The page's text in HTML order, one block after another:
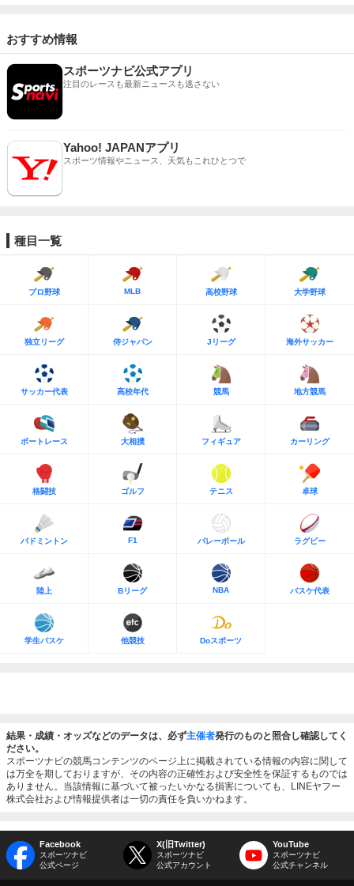
おすすめ情報
スポーツナビ公式アプリ
注目のレースも最新ニュースも逃さない
Yahoo! JAPANアプリ
スポーツ情報やニュース、天気もこれひとつで
種目一覧
プロ野球 MLB 高校野球 大学野球
独立リーグ 侍ジャパン Jリーグ 海外サッカー
サッカー代表 高校年代 競馬 地方競馬
ボートレース 大相撲 フィギュア カーリング
格闘技 ゴルフ テニス 卓球
バドミントン F1 バレーボール ラグビー
陸上 Bリーグ NBA バスケ代表
学生バスケ 他競技 Doスポーツ
結果・成績・オッズなどのデータは、必ず主催者発行のものと照合し確認してく
ださい。
スポーツナビの競馬コンテンツのページ上に掲載されている情報の内容に関して
は万全を期しておりますが、その内容の正確性および安全性を保証するものでは
ありません。当該情報に基づいて被ったいかなる損害についても、LINEヤフー
株式会社および情報提供者は一切の責任を負いかねます。
Facebook
スポーツナビ
公式ページ
X(旧Twitter)
スポーツナビ
公式アカウント
YouTube
スポーツナビ
公式チャンネル